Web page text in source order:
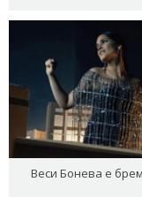
Веси Бонева е